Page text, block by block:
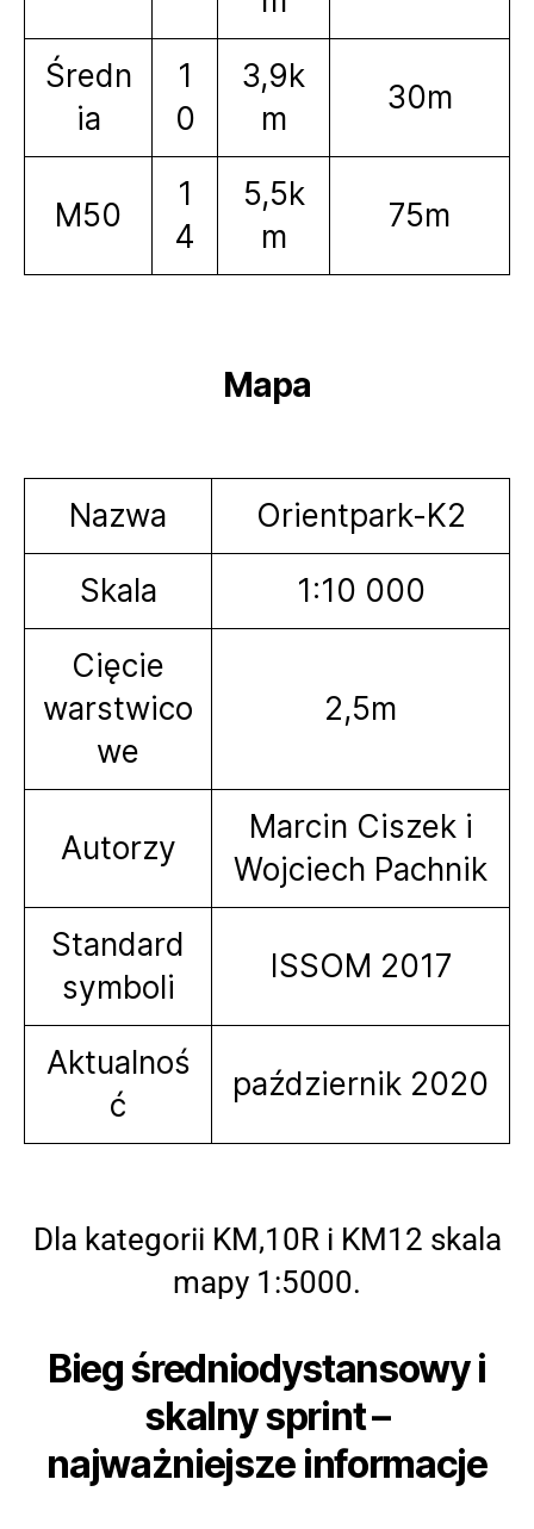
Średn
ia
1
0
3,9k
m
30m
M50
1
4
5,5k
m
75m
Mapa
Nazwa Orientpark-K2
Skala 1:10 000
Cięcie
warstwico
we
2,5m
Autorzy
Marcin Ciszek i
Wojciech Pachnik
Standard
symboli
ISSOM 2017
Aktualnoś
ć
październik 2020
Dla kategorii KM,10R i KM12 skala
mapy 1:5000.
Bieg średniodystansowy i
skalny sprint –
najważniejsze informacje